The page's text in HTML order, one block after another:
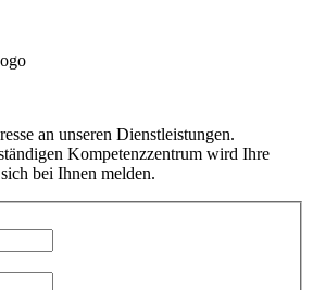
an unseren Dienstleistungen.
Kompetenzzentrum wird Ihre
bei Ihnen melden.